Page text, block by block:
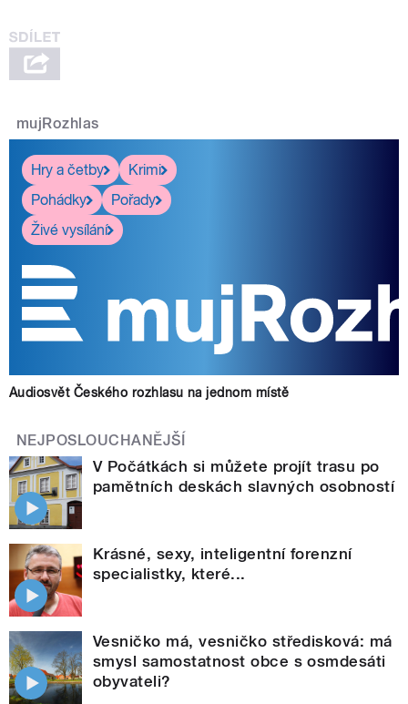
mujRozhlas
Hry a četby
Krimi
Pohádky
Pořady
Živé vysílání
Audiosvět Českého rozhlasu na jednom místě
NEJPOSLOUCHANĚJŠÍ
V Počátkách si můžete projít trasu po
pamětních deskách slavných osobností
Krásné, sexy, inteligentní forenzní
specialistky, které...
Vesničko má, vesničko středisková: má
smysl samostatnost obce s osmdesáti
obyvateli?